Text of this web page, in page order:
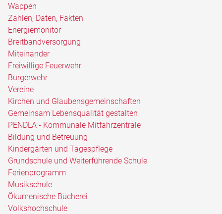
Wappen
Zahlen, Daten, Fakten
Energiemonitor
Breitbandversorgung
Miteinander
Freiwillige Feuerwehr
Bürgerwehr
Vereine
Kirchen und Glaubensgemeinschaften
Gemeinsam Lebensqualität gestalten
PENDLA - Kommunale Mitfahrzentrale
Bildung und Betreuung
Kindergärten und Tagespflege
Grundschule und Weiterführende Schule
Ferienprogramm
Musikschule
Ökumenische Bücherei
Volkshochschule